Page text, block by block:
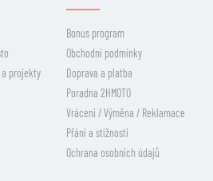
projekty
Bonus program
Obchodní podmínky
Doprava a platba
Poradna 2HMOTO
Vrácení / Výměna / Reklamace
Přání a stížnosti
Ochrana osobních údajů